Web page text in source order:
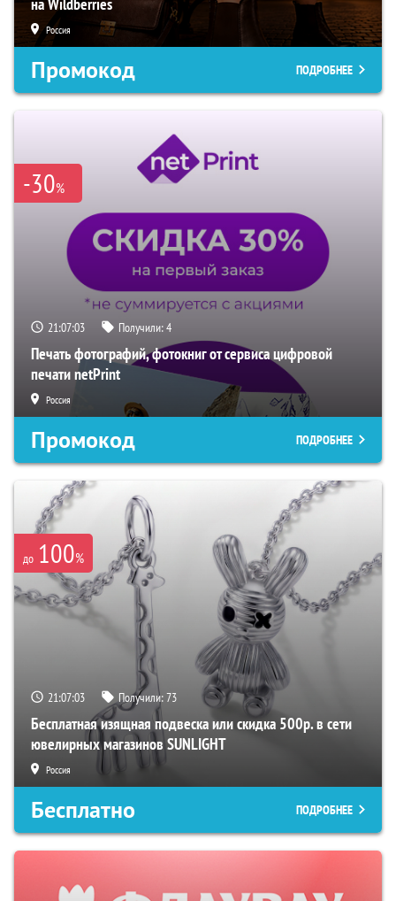
на Wildberries
Россия
Промокод ПОДРОБНЕЕ
-30%
21:07:02 Получили:4
Печать фотографий, фотокниг от сервиса цифровой
печати netPrint
Россия
Промокод ПОДРОБНЕЕ
до 100%
21:07:02 Получили:73
Бесплатная изящная подвеска или скидка 500р. в сети
ювелирных магазинов SUNLIGHT
Россия
Бесплатно ПОДРОБНЕЕ